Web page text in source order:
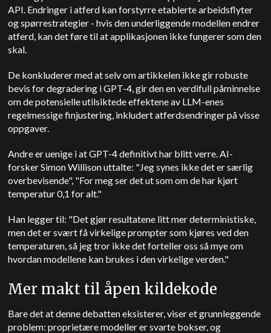
API. Endringer i atferd kan forstyrre etablerte arbeidsflyter
og spørrestrategier - hvis den underliggende modellen endrer
atferd, kan det føre til at applikasjonen ikke fungerer som den
skal.
De konkluderer med at selv om artikkelen ikke gir robuste
bevis for degradering i GPT-4, gir den en verdifull påminnelse
om de potensielle utilsiktede effektene av LLM-enes
regelmessige finjustering, inkludert atferdsendringer på visse
oppgaver.
Andre er uenige i at GPT-4 definitivt har blitt verre. AI-
forsker Simon Willison uttalte: "Jeg synes ikke det er særlig
overbevisende", "For meg ser det ut som om de har kjørt
temperatur 0,1 for alt."
Han legger til: "Det gjør resultatene litt mer deterministiske,
men det er svært få virkelige prompter som kjøres ved den
temperaturen, så jeg tror ikke det forteller oss så mye om
hvordan modellene kan brukes i den virkelige verden."
Mer makt til åpen kildekode
Bare det at denne debatten eksisterer, viser et grunnleggende
problem: proprietære modeller er svarte bokser, og